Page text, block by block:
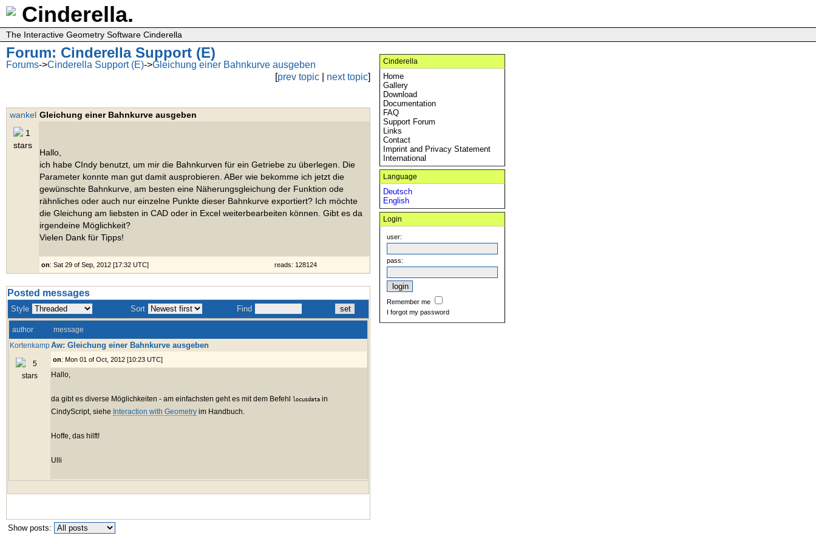
Cinderella.
The Interactive Geometry Software Cinderella
Forum: Cinderella Support (E)
Forums->Cinderella Support (E)->Gleichung einer Bahnkurve ausgeben
[prev topic next topic]
wankel Gleichung einer Bahnkurve ausgeben
Hallo,
ich habe CIndy benutzt, um mir die Bahnkurven für ein Getriebe zu überlegen. Die
Parameter konnte man gut damit ausprobieren. ABer wie bekomme ich jetzt die
gewünschte Bahnkurve, am besten eine Näherungsgleichung der Funktion ode
rähnliches oder auch nur einzelne Punkte dieser Bahnkurve exportiert? Ich möchte
die Gleichung am liebsten in CAD oder in Excel weiterbearbeiten können. Gibt es da
irgendeine Möglichkeit?
Vielen Dank für Tipps!
on: Sat 29 of Sep, 2012 [17:32 UTC] reads: 128124
Posted messages
Style Sort Find
author
message
KortenkampAw: Gleichung einer Bahnkurve ausgeben
on: Mon 01 of Oct, 2012 [10:23 UTC]
Hallo,
da gibt es diverse Möglichkeiten - am einfachsten geht es mit dem Befehl locusdata in
CindyScript, siehe Interaction with Geometry im Handbuch.
Hoffe, das hilft!
Ulli
Show posts:
Cinderella
Home
Gallery
Download
Documentation
FAQ
Support Forum
Links
Contact
Imprint and Privacy Statement
International
Language
Deutsch
English
Login
user:
pass:
Remember me
I forgot my password